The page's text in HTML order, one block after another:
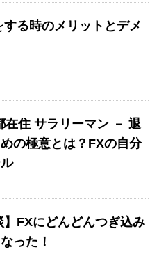
る時のメリットとデメ
在住 サラリーマン － 退
の極意とは？FXの自分
】FXにどんどんつぎ込み
った！